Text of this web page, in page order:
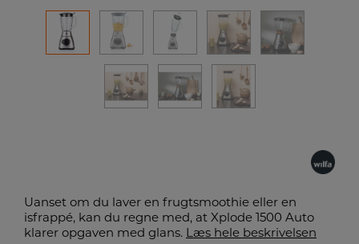
Uanset om du laver en frugtsmoothie eller en
isfrappé, kan du regne med, at Xplode 1500 Auto
klarer opgaven med glans. Læs hele beskrivelsen